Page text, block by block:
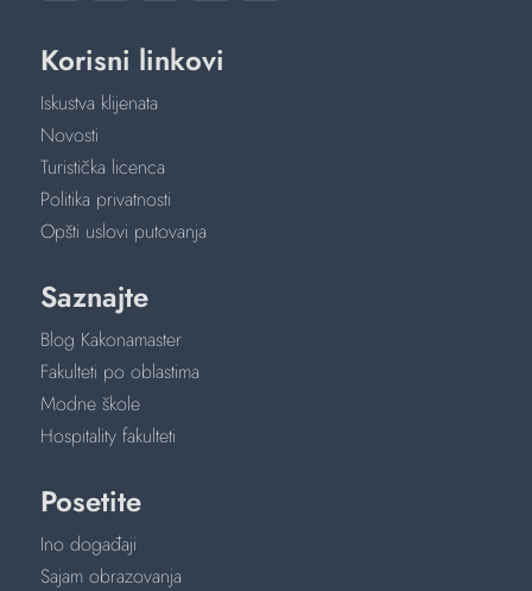
Korisni linkovi
Iskustva klijenata
Novosti
Turistička licenca
Politika privatnosti
Opšti uslovi putovanja
Saznajte
Blog Kakonamaster
Fakulteti po oblastima
Modne škole
Hospitality fakulteti
Posetite
Ino događaji
Sajam obrazovanja